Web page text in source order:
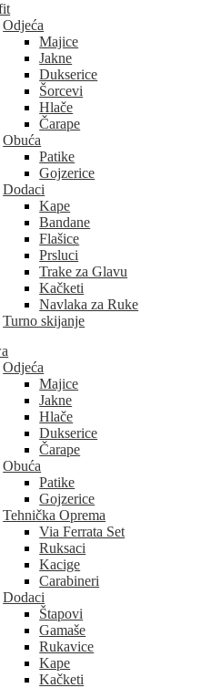
Odjeća
Majice
Jakne
Dukserice
Šorcevi
Hlače
Čarape
Obuća
Patike
Gojzerice
Dodaci
Kape
Bandane
Flašice
Prsluci
Trake za Glavu
Kačketi
Navlaka za Ruke
Turno skijanje
Odjeća
Majice
Jakne
Hlače
Dukserice
Čarape
Obuća
Patike
Gojzerice
Tehnička Oprema
Via Ferrata Set
Ruksaci
Kacige
Carabineri
Dodaci
Štapovi
Gamaše
Rukavice
Kape
Kačketi